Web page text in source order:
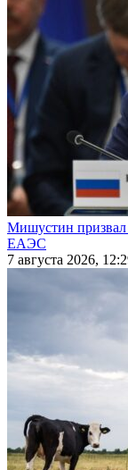
Мишустин призвал
ЕАЭС
7 августа 2026,